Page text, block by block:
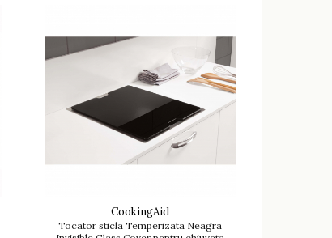
CookingAid
Tocator sticla Temperizata Neagra